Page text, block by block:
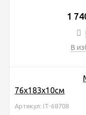
1
В
76х183х10см
Артикул: IT-68708